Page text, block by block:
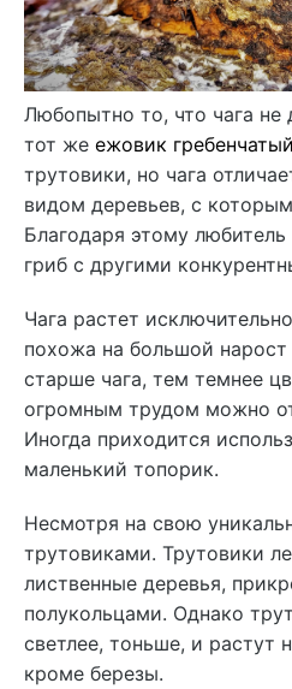
Любопытно то, что чага не
тот же ежовик гребенчатый
трутовики, но чага
видом деревьев, с
Благодаря этому любитель
гриб с другими
Чага растет
похожа на большой
старше чага, тем темнее
огромным трудом можно
Иногда приходится
маленький топорик.
Несмотря на свою
трутовиками. Трутовики
лиственные деревья,
полукольцами. Однако
светлее, тоньше, и растут
кроме березы.